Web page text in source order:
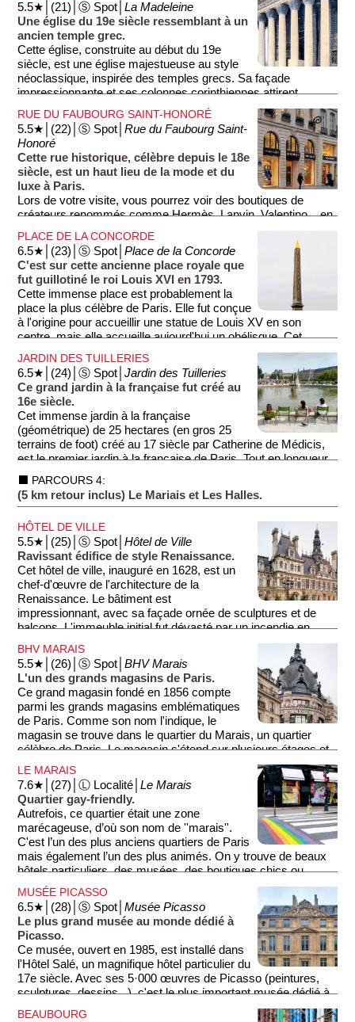
5.5★│(21)│Ⓢ Spot│La Madeleine
Une église du 19e siècle ressemblant à un
ancien temple grec.
Cette église, construite au début du 19e
siècle, est une église majestueuse au style
néoclassique, inspirée des temples grecs. Sa façade
impressionnante et ses colonnes corinthiennes attirent
l’attention des passants, notamment depuis la Place de la
Concorde.
RUE DU FAUBOURG SAINT-HONORÉ
5.5★│(22)│Ⓢ Spot│Rue du Faubourg Saint-
Honoré
Cette rue historique, célèbre depuis le 18e
siècle, est un haut lieu de la mode et du
luxe à Paris.
Lors de votre visite, vous pourrez voir des boutiques de
créateurs renommés comme Hermès, Lanvin, Valentino... en
somme, le paradis des accros au shopping... Les autres
profiteront également des galeries d'art, des concept stores et
des cafés restaurants...
PLACE DE LA CONCORDE
6.5★│(23)│Ⓢ Spot│Place de la Concorde
C'est sur cette ancienne place royale que
fut guillotiné le roi Louis XVI en 1793.
Cette immense place est probablement la
place la plus célèbre de Paris. Elle fut conçue
à l'origine pour accueillir une statue de Louis XV en son
centre, mais elle accueille aujourd'hui un obélisque. Cet
obélisque de 23 mètres de haut provenant de Louxor fut offert
à la France en 1830.
Au cours de l'histoire, la place fut le site de nombreux
événements historiques, notamment des exécutions pendant
la Révolution française. C'est sur cette ancienne place royale
que fut guillotiné le roi Louis XVI en 1793.
importants de Paris. Notamment au sud, l'Assemblée
Nationale (de l'autre côté du fleuve), au nord, la Madeleine, à
l'est le Jardin des Tuileries et enfin, à l'ouest, la célèbre
Avenue des Champs Élysées.
JARDIN DES TUILLERIES
6.5★│(24)│Ⓢ Spot│Jardin des Tuilleries
Ce grand jardin à la française fut créé au
16e siècle.
Cet immense jardin à la française
(géométrique) de 25 hectares (en gros 25
terrains de foot) créé au 17 siècle par Catherine de Médicis,
est le premier jardin à la française de Paris. Tout en longueur,
le jardin participe à donner de l'envergure à la perspective
entre le Louvre et l'Avenue des Champs Élysées.
entretenus, ses statues et ses fontaines. Le jardin abrite
également des œuvres d'art contemporaines et des terrasses
de cafés et restaurants où vous pourrez vous détendre.
⬛ PARCOURS 4:
(5 km retour inclus) Le Mariais et Les Halles.
HÔTEL DE VILLE
5.5★│(25)│Ⓢ Spot│Hôtel de Ville
Ravissant édifice de style Renaissance.
Cet hôtel de ville, inauguré en 1628, est un
chef-d'œuvre de l'architecture de la
Renaissance. Le bâtiment est
impressionnant, avec sa façade ornée de sculptures et de
balcons. L'immeuble initial fut dévasté par un incendie en
1871, mais il fut rapidement reconstruit dans le même style.
Les visiteurs peuvent explorer ses salles somptueuses lors
de visites guidées, découvrant l'histoire de la ville et ses
célèbres maires. Sur son aile gauche, se trouve une salle où
sont régulièrement proposées des expositions temporaires
gratuites.
BHV MARAIS
5.5★│(26)│Ⓢ Spot│BHV Marais
L'un des grands magasins de Paris.
Ce grand magasin fondé en 1856 compte
parmi les grands magasins emblématiques
de Paris. Comme son nom l'indique, le
magasin se trouve dans le quartier du Marais, un quartier
célèbre de Paris. Le magasin s'étend sur plusieurs étages et
propose une vaste sélection de produits, allant des parfums
(au rez-de-chaussée), aux articles de mode et de décoration
(dans les étages). L'une des particularités de ce grand
magasin très apprécié par les Parisiens est son sous-sol
dédié au bricolage ou encore sa terrasse (et son restaurant)
offrant une agréable vue sur le quartier.
LE MARAIS
7.6★│(27)│Ⓛ Localité│Le Marais
Quartier gay-friendly.
Autrefois, ce quartier était une zone
marécageuse, d’où son nom de ''marais''.
C'est l’un des plus anciens quartiers de Paris
mais également l’un des plus animés. On y trouve de beaux
hôtels particuliers, des musées, des boutiques chics ou
originales, des restaurants indépendants, et des bars gay-
friendly. Ne manquez pas l'élégante Place des Vosges (la
plus ancienne place de Paris), la sympathique Rue des
Rosiers (centre de la communauté juive avec ses restaurants
populaires), et pour le shopping, la Rue des Francs-Bourgeois
et la Rue Vieille du Temple.
Métro: Rambuteau
MUSÉE PICASSO
6.5★│(28)│Ⓢ Spot│Musée Picasso
Le plus grand musée au monde dédié à
Picasso.
Ce musée, ouvert en 1985, est installé dans
l'Hôtel Salé, un magnifique hôtel particulier du
17e siècle. Avec ses 5·000 œuvres de Picasso (peintures,
sculptures, dessins...), c'est le plus important musée dédié à
Picasso dans le monde.
BEAUBOURG